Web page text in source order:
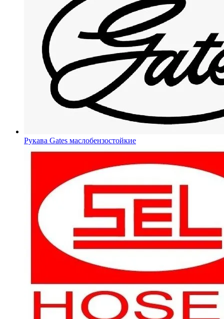
Рукава Gates маслобензостойкие